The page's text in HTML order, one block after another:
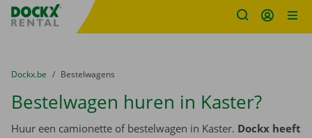
Fratello DEMO
U bevindt zich hier:
van
Dockx.be naar
Bestelwagens
Bestelwagen huren in Kaster?
Huur een camionette of bestelwagen in Kaster. Dockx heeft